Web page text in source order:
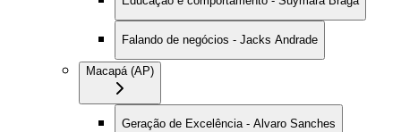
Falando de negócios - Jacks Andrade
Macapá (AP)
Geração de Excelência - Alvaro Sanches